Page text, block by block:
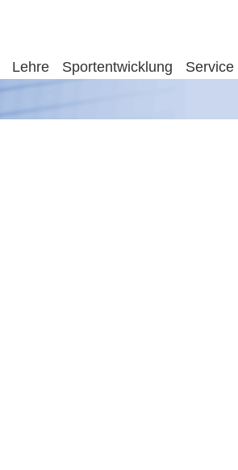
Lehre Sportentwicklung Service